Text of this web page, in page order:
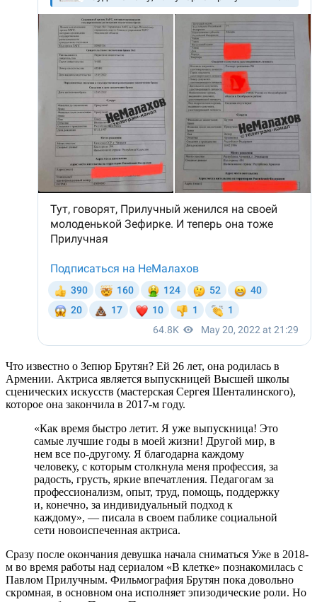
Что известно о Зепюр Брутян? Ей 26 лет, она родилась в
Армении. Актриса является выпускницей Высшей школы
сценических искусств (мастерская Сергея Шенталинского),
которое она закончила в 2017-м году.
«Как время быстро летит. Я уже выпускница! Это
самые лучшие годы в моей жизни! Другой мир, в
нем все по-другому. Я благодарна каждому
человеку, с которым столкнула меня профессия, за
радость, грусть, яркие впечатления. Педагогам за
профессионализм, опыт, труд, помощь, поддержку
и, конечно, за индивидуальный подход к
каждому», — писала в своем паблике социальной
сети новоиспеченная актриса.
Сразу после окончания девушка начала сниматься Уже в 2018-
м во время работы над сериалом «В клетке» познакомилась с
Павлом Прилучным. Фильмография Брутян пока довольно
скромная, в основном она исполняет эпизодические роли. Но